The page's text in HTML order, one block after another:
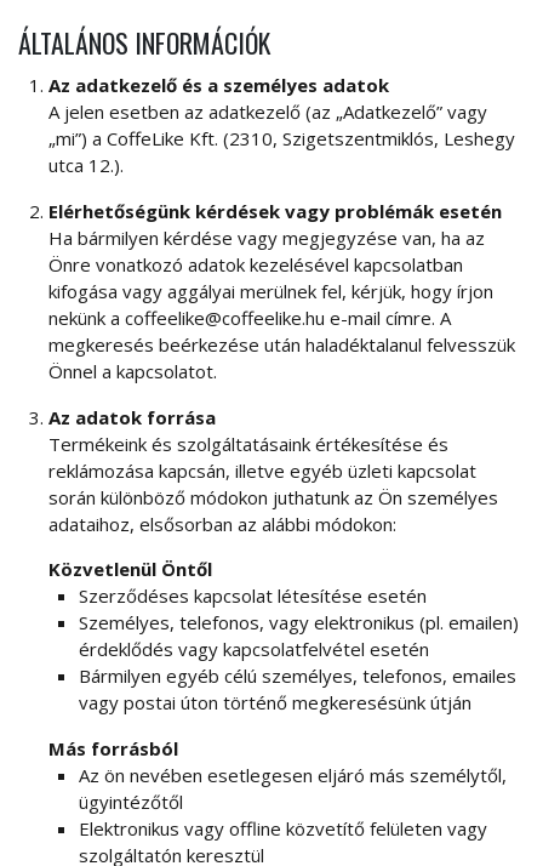
ÁLTALÁNOS INFORMÁCIÓK
Az adatkezelő és a személyes adatok
A jelen esetben az adatkezelő (az „Adatkezelő” vagy
„mi”) a CoffeLike Kft. (2310, Szigetszentmiklós, Leshegy
utca 12.).
Elérhetőségünk kérdések vagy problémák esetén
Ha bármilyen kérdése vagy megjegyzése van, ha az
Önre vonatkozó adatok kezelésével kapcsolatban
kifogása vagy aggályai merülnek fel, kérjük, hogy írjon
nekünk a coffeelike@coffeelike.hu e-mail címre. A
megkeresés beérkezése után haladéktalanul felvesszük
Önnel a kapcsolatot.
Az adatok forrása
Termékeink és szolgáltatásaink értékesítése és
reklámozása kapcsán, illetve egyéb üzleti kapcsolat
során különböző módokon juthatunk az Ön személyes
adataihoz, elsősorban az alábbi módokon:
Közvetlenül Öntől
Szerződéses kapcsolat létesítése esetén
Személyes, telefonos, vagy elektronikus (pl. emailen)
érdeklődés vagy kapcsolatfelvétel esetén
Bármilyen egyéb célú személyes, telefonos, emailes
vagy postai úton történő megkeresésünk útján
Más forrásból
Az ön nevében esetlegesen eljáró más személytől,
ügyintézőtől
Elektronikus vagy offline közvetítő felületen vagy
szolgáltatón keresztül